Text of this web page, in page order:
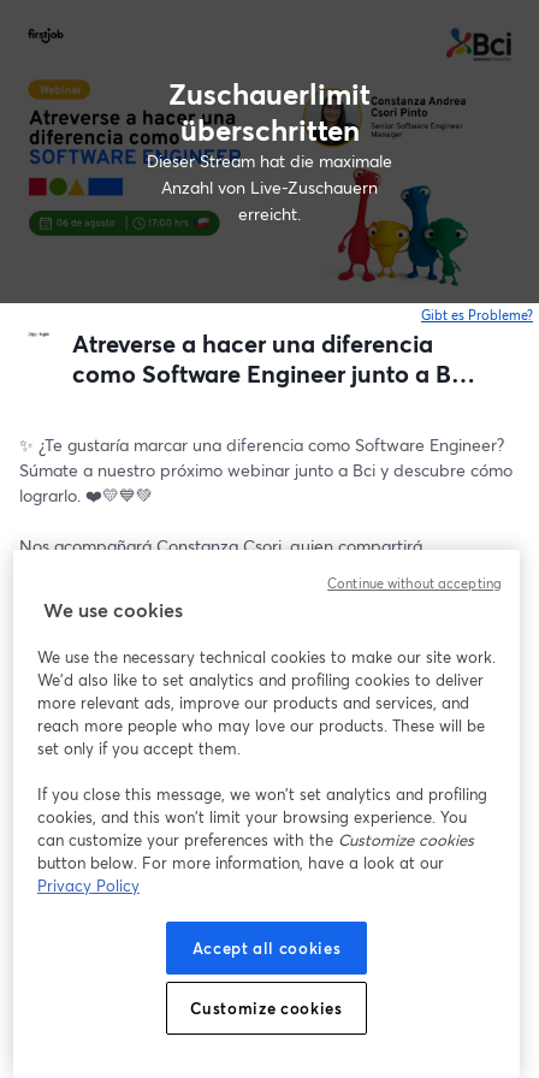
Zuschauerlimit
überschritten
Dieser Stream hat die maximale
Anzahl von Live-Zuschauern
erreicht.
Gibt es Probleme?
Atreverse a hacer una diferencia
como Software Engineer junto a Bci
✨ ¿Te gustaría marcar una diferencia como Software Engineer?
Súmate a nuestro próximo webinar junto a Bci y descubre cómo
lograrlo. ❤️💛💙💚
Nos acompañará Constanza Csori, quien compartirá
inspirarte y tomar acción en tu carrera. 🚀
🗓️ Martes 6 de agosto
⏰ 17:00 hrs (CL 🇨🇱)
¿Te vemos ahí?🫢
We use cookies
We use the necessary technical cookies to make our site work.
We'd also like to set analytics and profiling cookies to deliver
more relevant ads, improve our products and services, and
reach more people who may love our products. These will be
set only if you accept them.
If you close this message, we won’t set analytics and profiling
cookies, and this won’t limit your browsing experience. You
can customize your preferences with the Customize cookies
button below. For more information, have a look at our
Privacy Policy
Accept all cookies
Customize cookies
Continue without accepting